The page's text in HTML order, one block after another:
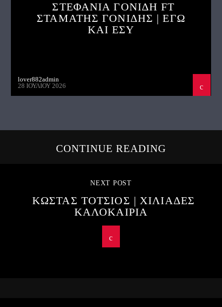
ΣΤΕΦΑΝΙΑ ΓΟΝΙΔΗ FT
ΣΤΑΜΑΤΗΣ ΓΟΝΙΔΗΣ | ΕΓΩ
ΚΑΙ ΕΣΥ
lover882admin
28 ΙΟΥΛΊΟΥ 2026
CONTINUE READING
NEXT POST
ΚΩΣΤΑΣ ΤΟΤΣΙΟΣ | ΧΙΛΙΑΔΕΣ
ΚΑΛΟΚΑΙΡΙΑ